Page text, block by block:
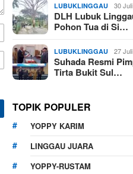
LUBUKLINGGAU 30
DLH Lubuk
Pohon Tua di Si…
LUBUKLINGGAU 27
Suhada Resmi
Tirta Bukit Sul…
TOPIK POPULER
YOPPY KARIM
LINGGAU JUARA
YOPPY-RUSTAM